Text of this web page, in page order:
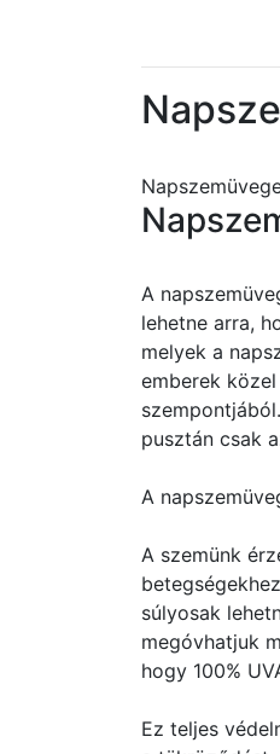
A
lehetne arra,
melyek a
emberek
pusztán csak
A
A szemünk
súlyosak
megóvhatjuk
hogy 100%
Ez teljes